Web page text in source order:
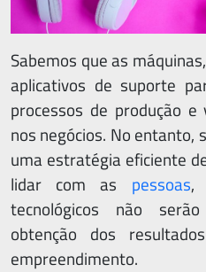
Sabemos que as
aplicativos de suporte
processos de produção e
nos negócios. No entanto,
uma estratégia eficiente
lidar com as pessoas,
tecnológicos não
obtenção dos
empreendimento.